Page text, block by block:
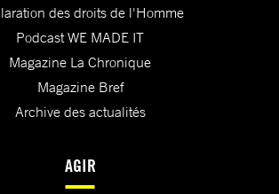
des droits de l'Homme
Podcast WE MADE IT
Magazine La Chronique
Magazine Bref
Archive des actualités
AGIR